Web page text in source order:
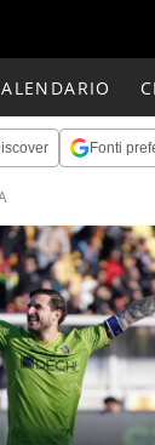
Fonti